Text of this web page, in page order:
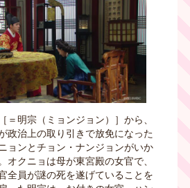
＝明宗（ミョンジョン）］から、
政治上の取り引きで放免になった
ョンとチョン・ナンジョンがいか
オクニョは母が東宮殿の女官で、
全員が謎の死を遂げていることを